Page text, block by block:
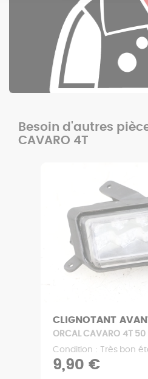
Besoin d'autres
CAVARO 4T
CLIGNOTANT
ORCAL CAVARO 4T
Condition : Très bon
9,90 €